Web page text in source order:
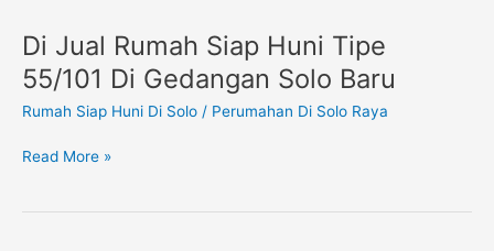
Di Jual Rumah Siap Huni Tipe
55/101 Di Gedangan Solo Baru
Rumah Siap Huni Di Solo / Perumahan Di Solo Raya
Di
Jual
Rumah
Siap
Tipe
Di
Read More »